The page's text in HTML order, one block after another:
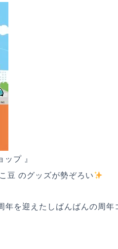
ップ 』
豆 のグッズが勢ぞろい
を迎えたしばんばんの周年